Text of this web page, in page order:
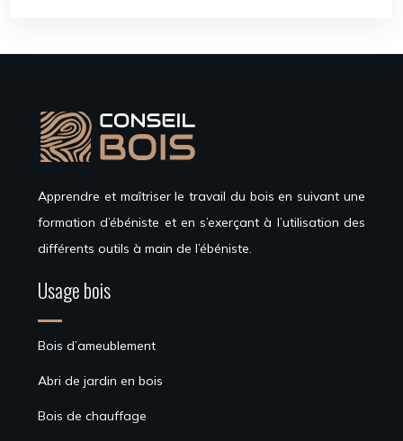
Apprendre et maîtriser le travail du bois en suivant une
formation d’ébéniste et en s’exerçant à l’utilisation des
différents outils à main de l’ébéniste.
Usage bois
Bois d’ameublement
Abri de jardin en bois
Bois de chauffage